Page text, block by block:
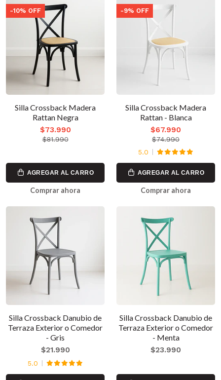
-10% OFF
Silla Crossback Madera
Rattan Negra
$73.990
$81.990
AGREGAR AL CARRO
Comprar ahora
-9% OFF
Silla Crossback Madera
Rattan - Blanca
$67.990
$74.990
5.0
AGREGAR AL CARRO
Comprar ahora
Silla Crossback Danubio de
Terraza Exterior o Comedor
- Gris
$21.990
5.0
Silla Crossback Danubio de
Terraza Exterior o Comedor
- Menta
$23.990